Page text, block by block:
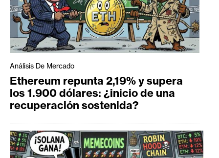
Análisis De Mercado
Ethereum repunta 2,19% y supera
los 1.900 dólares: ¿inicio de una
recuperación sostenida?